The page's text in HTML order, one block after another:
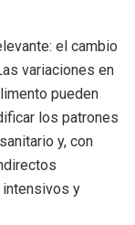
el cambio
variaciones en
pueden
los patrones
y, con
y